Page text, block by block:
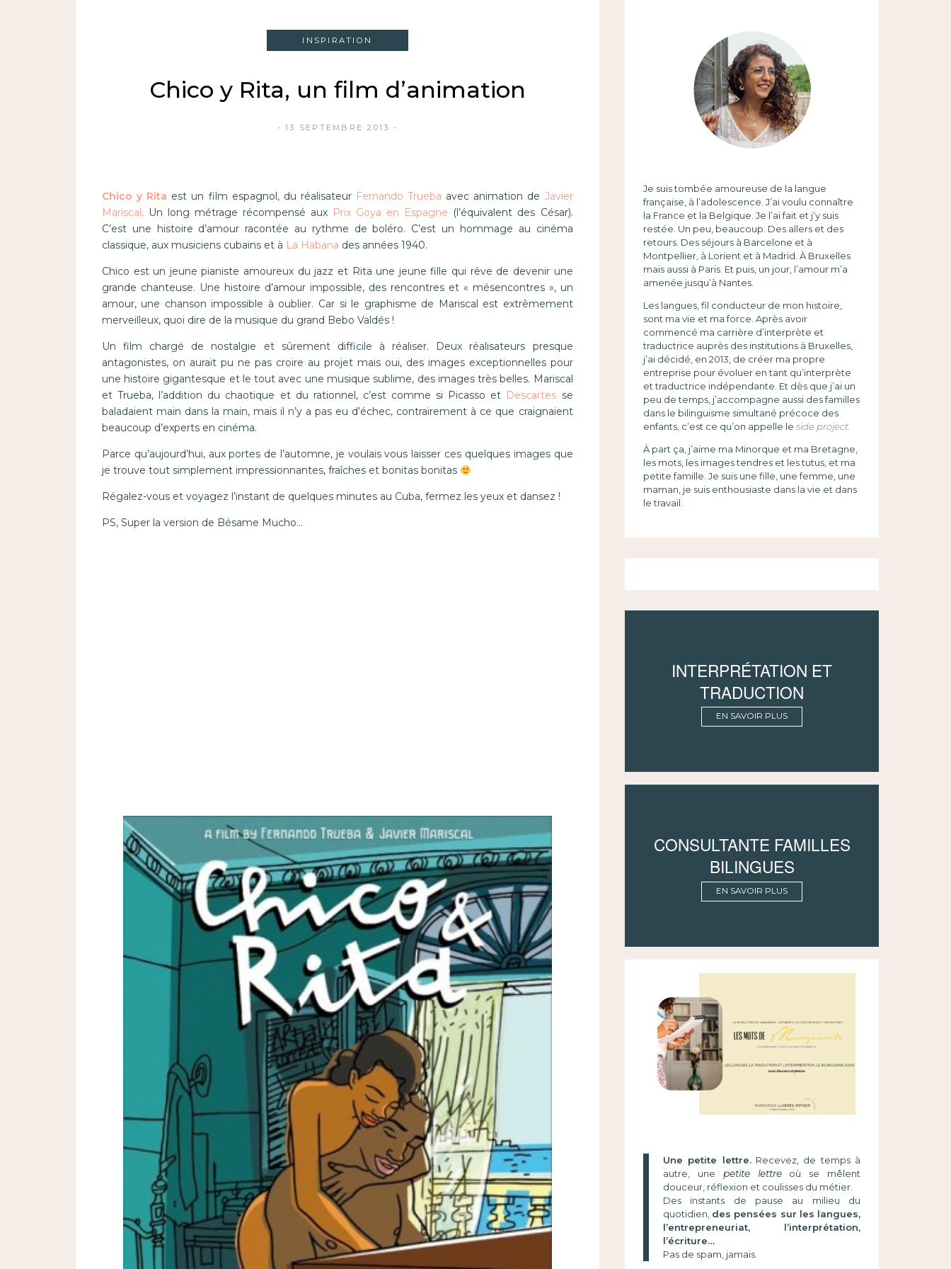
INSPIRATION
Chico y Rita, un film d’animation
13 SEPTEMBRE 2013
Chico y Rita est un film espagnol, du réalisateur Fernando Trueba avec animation de Javier
Mariscal . Un long métrage récompensé aux Prix Goya en Espagne (l’équivalent des César).
C’est une histoire d’amour racontée au rythme de boléro. C’est un hommage au cinéma
classique, aux musiciens cubains et à La Habana des années 1940.
Chico est un jeune pianiste amoureux du jazz et Rita une jeune fille qui rêve de devenir une
grande chanteuse. Une histoire d’amour impossible, des rencontres et « mésencontres », un
amour, une chanson impossible à oublier. Car si le graphisme de Mariscal est extrêmement
merveilleux, quoi dire de la musique du grand Bebo Valdés !
Un film chargé de nostalgie et sûrement difficile à réaliser. Deux réalisateurs presque
antagonistes, on aurait pu ne pas croire au projet mais oui, des images exceptionnelles pour
une histoire gigantesque et le tout avec une musique sublime, des images très belles. Mariscal
et Trueba, l’addition du chaotique et du rationnel, c’est comme si Picasso et Descartes se
baladaient main dans la main, mais il n’y a pas eu d’échec, contrairement à ce que craignaient
beaucoup d’experts en cinéma.
Parce qu’aujourd’hui, aux portes de l’automne, je voulais vous laisser ces quelques images que
je trouve tout simplement impressionnantes, fraîches et bonitas bonitas
Régalez-vous et voyagez l’instant de quelques minutes au Cuba, fermez les yeux et dansez !
PS, Super la version de Bésame Mucho…
Je suis tombée amoureuse de la langue
française, à l’adolescence. J’ai voulu connaître
la France et la Belgique. Je l’ai fait et j’y suis
restée. Un peu, beaucoup. Des allers et des
retours. Des séjours à Barcelone et à
Montpellier, à Lorient et à Madrid. À Bruxelles
mais aussi à Paris. Et puis, un jour, l’amour m’a
amenée jusqu’à Nantes.
Les langues, fil conducteur de mon histoire,
sont ma vie et ma force. Après avoir
commencé ma carrière d’interprète et
traductrice auprès des institutions à Bruxelles,
j’ai décidé, en 2013, de créer ma propre
entreprise pour évoluer en tant qu’interprète
et traductrice indépendante. Et dès que j’ai un
peu de temps, j’accompagne aussi des familles
dans le bilinguisme simultané précoce des
enfants, c’est ce qu’on appelle le side project.
À part ça, j’aime ma Minorque et ma Bretagne,
les mots, les images tendres et les tutus, et ma
petite famille. Je suis une fille, une femme, une
maman, je suis enthousiaste dans la vie et dans
le travail.
INTERPRÉTATION ET
TRADUCTION
EN SAVOIR PLUS
CONSULTANTE FAMILLES
BILINGUES
EN SAVOIR PLUS
Une petite lettre.Recevez, de temps à
autre, une petite lettreoù se mêlent
douceur, réflexion et coulisses du métier.
Des instants de pause au milieu du
quotidien, des pensées sur les langues,
l’entrepreneuriat, l’interprétation,
l’écriture…
Pas de spam, jamais.